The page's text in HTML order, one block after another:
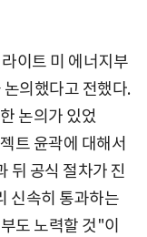
이트 미 에너지부
의했다고 전했다.
논의가 있었
트 윤곽에 대해서
뒤 공식 절차가 진
신속히 통과하는
도 노력할 것"이